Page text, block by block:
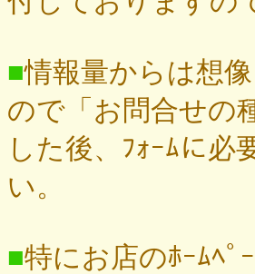
■情報量からは想
ので「お問合せの
した後、ﾌｫｰﾑに
い。
■特にお店のﾎｰﾑﾍﾟ